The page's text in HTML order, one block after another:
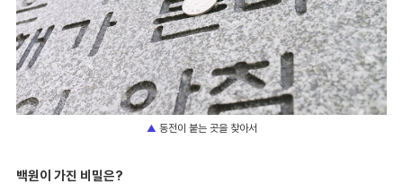
▲ 동전이 붙는 곳을 찾아서
백원이 가진 비밀은?